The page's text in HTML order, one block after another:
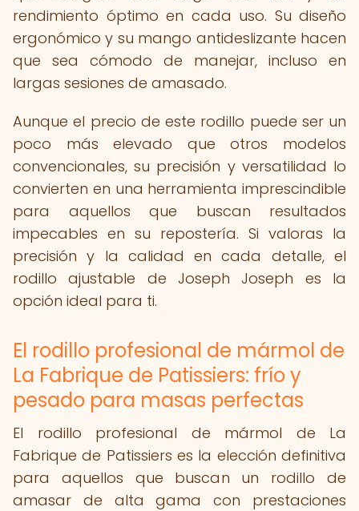
rendimiento óptimo en cada uso. Su diseño
ergonómico y su mango antideslizante hacen
que sea cómodo de manejar, incluso en
largas sesiones de amasado.
Aunque el precio de este rodillo puede ser un
poco más elevado que otros modelos
convencionales, su precisión y versatilidad lo
convierten en una herramienta imprescindible
para aquellos que buscan resultados
impecables en su repostería. Si valoras la
precisión y la calidad en cada detalle, el
rodillo ajustable de Joseph Joseph es la
opción ideal para ti.
El rodillo profesional de mármol de
La Fabrique de Patissiers: frío y
pesado para masas perfectas
El rodillo profesional de mármol de La
Fabrique de Patissiers es la elección definitiva
para aquellos que buscan un rodillo de
amasar de alta gama con prestaciones